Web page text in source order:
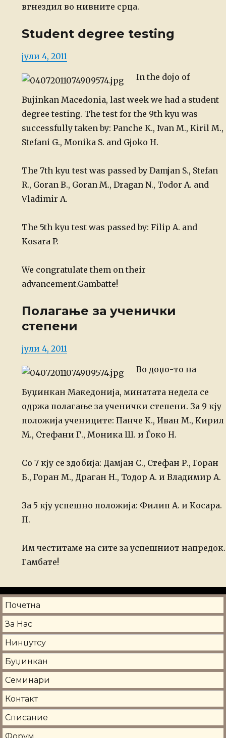
вгнездил во нивните срца.
Student degree testing
Posted
јули 4, 2011
In the dojo of
Bujinkan Macedonia, last week we had a student
degree testing. The test for the 9th kyu was
successfully taken by: Panche K., Ivan M., Kiril M.,
Stefani G., Monika S. and Gjoko H.
The 7th kyu test was passed by Damjan S., Stefan
R., Goran B., Goran M., Dragan N., Todor A. and
Vladimir A.
The 5th kyu test was passed by: Filip A. and
Kosara P.
We congratulate them on their
advancement.Gambatte!
Полагање за ученички
степени
Posted
јули 4, 2011
Во доџо-то на
Буџинкан Македонија, минатата недела се
одржа полагање за ученички степени. За 9 кју
положија учениците: Панче К., Иван М., Кирил
М., Стефани Г., Моника Ш. и Ѓоко Н.
Со 7 кју се здобија: Дамјан С., Стефан Р., Горан
Б., Горан М., Драган Н., Тодор А. и Владимир А.
За 5 кју успешно положија: Филип А. и Косара.
П.
Им честитаме на сите за успешниот напредок.
Гамбате!
Почетна
За Нас
Нинџутсу
Буџинкан
Семинари
Контакт
Списание